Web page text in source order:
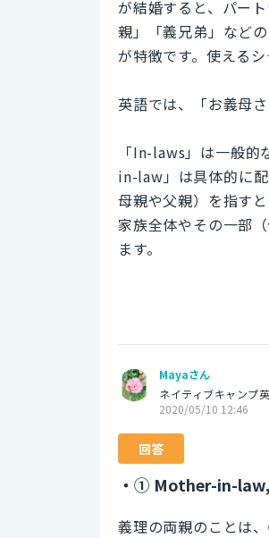
が結婚すると、パー
親」「義兄弟」など
が特徴です。使える
英語では、「お義母
「In-laws」は一般
in-law」は具体的に
母親や父親）を指す
家族全体やその一部
ます。
Mayaさん
ネイティブキャンプ
2020/05/10 12:46
回答
・① Mother-in-
義理の両親のことは